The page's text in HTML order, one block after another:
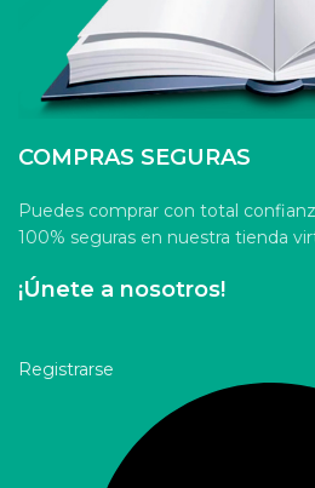
COMPRAS SEGURAS
Puedes comprar con total
100% seguras en nuestra tienda
¡Únete a nosotros!
Registrarse